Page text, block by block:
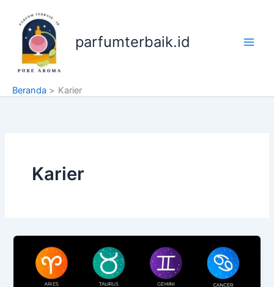
konten
parfumterbaik.id
Beranda Karier
Karier